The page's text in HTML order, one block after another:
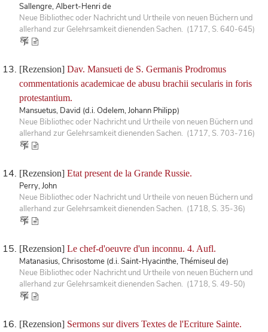
Sallengre, Albert-Henri de
Neue Bibliothec oder Nachricht und Urtheile von neuen Büchern und
allerhand zur Gelehrsamkeit dienenden Sachen. (1717, S. 640-645)
[Rezension] Dav. Mansueti de S. Germanis Prodromus
commentationis academicae de abusu brachii secularis in foris
protestantium.
Mansuetus, David (d.i. Odelem, Johann Philipp)
Neue Bibliothec oder Nachricht und Urtheile von neuen Büchern und
allerhand zur Gelehrsamkeit dienenden Sachen. (1717, S. 703-716)
[Rezension] Etat present de la Grande Russie.
Perry, John
Neue Bibliothec oder Nachricht und Urtheile von neuen Büchern und
allerhand zur Gelehrsamkeit dienenden Sachen. (1718, S. 35-36)
[Rezension] Le chef-d'oeuvre d'un inconnu. 4. Aufl.
Matanasius, Chrisostome (d.i. Saint-Hyacinthe, Thémiseul de)
Neue Bibliothec oder Nachricht und Urtheile von neuen Büchern und
allerhand zur Gelehrsamkeit dienenden Sachen. (1718, S. 49-50)
[Rezension] Sermons sur divers Textes de l'Ecriture Sainte.